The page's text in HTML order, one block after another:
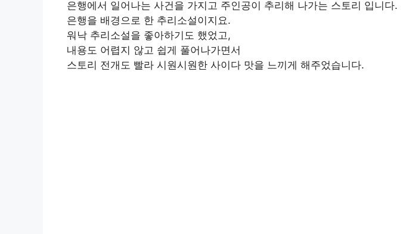
은행에서 일어나는 사건을 가지고 주인공이 추리해 나가는 스토리 입니다.
은행을 배경으로 한 추리소설이지요.
워낙 추리소설을 좋아하기도 했었고,
내용도 어렵지 않고 쉽게 풀어나가면서
스토리 전개도 빨라 시원시원한 사이다 맛을 느끼게 해주었습니다.